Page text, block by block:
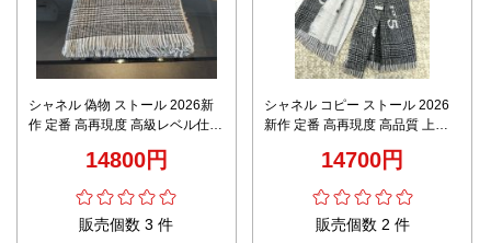
シャネル 偽物 ストール 2026新
作 定番 高再現度 高級レベル仕様
サイト 秘密厳守配送 選ばれる理
14800円
販売個数 3 件
シャネル コピー ストール 2026
新作 定番 高再現度 高品質 上質
刻印 安心サイト 秘密厳守配送
14700円
販売個数 2 件